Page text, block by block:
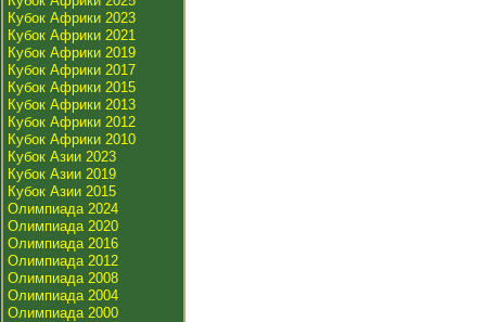
Кубок Африки 2023
Кубок Африки 2021
Кубок Африки 2019
Кубок Африки 2017
Кубок Африки 2015
Кубок Африки 2013
Кубок Африки 2012
Кубок Африки 2010
Кубок Азии 2023
Кубок Азии 2019
Кубок Азии 2015
Олимпиада 2024
Олимпиада 2020
Олимпиада 2016
Олимпиада 2012
Олимпиада 2008
Олимпиада 2004
Олимпиада 2000